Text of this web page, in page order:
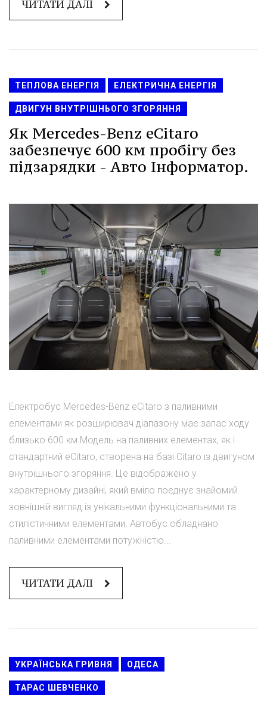
ЧИТАТИ ДАЛІ
ТЕПЛОВА ЕНЕРГІЯ ЕЛЕКТРИЧНА ЕНЕРГІЯ
ДВИГУН ВНУТРІШНЬОГО ЗГОРЯННЯ
Як Mercedes-Benz eCitaro
забезпечує 600 км пробігу без
підзарядки - Авто Інформатор.
Електробус Mercedes-Benz eCitaro з паливними
елементами як розширювач діапазону має запас ходу
близько 600 км Модель на паливних елементах, як і
стандартний eCitaro, створена на базі Citaro із двигуном
внутрішнього згоряння. Це відображено у
характерному дизайні, який вміло поєднує знайомий
зовнішній вигляд із унікальними функціональними та
стилістичними елементами. Автобус обладнано
паливними елементами потужністю...
ЧИТАТИ ДАЛІ
УКРАЇНСЬКА ГРИВНЯ ОДЕСА
ТАРАС ШЕВЧЕНКО